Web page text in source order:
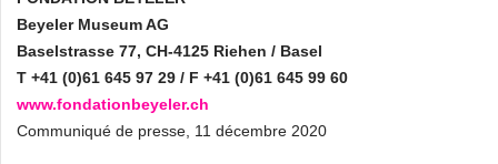
Beyeler Museum AG
Baselstrasse 77, CH-4125 Riehen / Basel
T +41 (0)61 645 97 29 / F +41 (0)61 645 99 60
www.fondationbeyeler.ch
Communiqué de presse, 11 décembre 2020